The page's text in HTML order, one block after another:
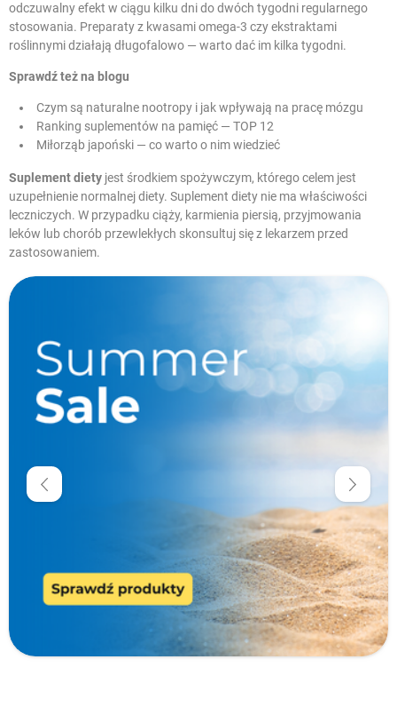
Promocje
Krótka data
Cena
odczuwalny efekt w ciągu kilku dni do dwóch tygodni regularnego
stosowania. Preparaty z kwasami omega-3 czy ekstraktami
roślinnymi działają długofalowo — warto dać im kilka tygodni.
Sprawdź też na blogu
Czym są naturalne nootropy i jak wpływają na pracę mózgu
Ranking suplementów na pamięć — TOP 12
Miłorząb japoński — co warto o nim wiedzieć
Suplement diety jest środkiem spożywczym, którego celem jest
uzupełnienie normalnej diety. Suplement diety nie ma właściwości
leczniczych. W przypadku ciąży, karmienia piersią, przyjmowania
leków lub chorób przewlekłych skonsultuj się z lekarzem przed
zastosowaniem.